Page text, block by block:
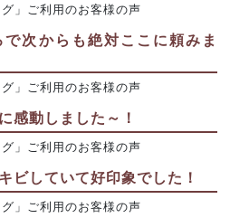
」ご利用のお客様の声
次からも絶対ここに頼みま
」ご利用のお客様の声
感動しました～！
」ご利用のお客様の声
ビしていて好印象でした！
」ご利用のお客様の声